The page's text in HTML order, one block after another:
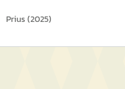
Prius(2025)